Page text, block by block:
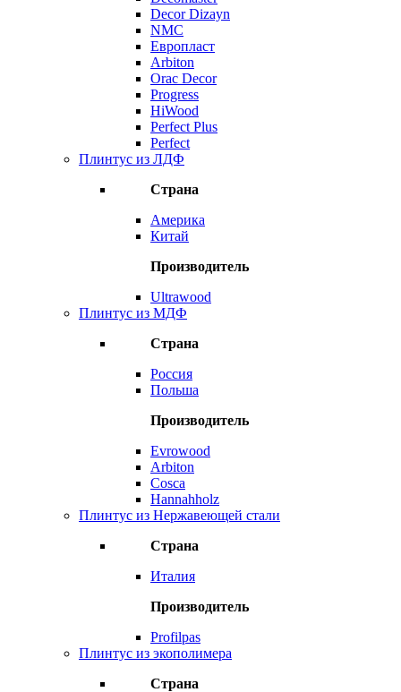
Decor Dizayn
NMC
Европласт
Arbiton
Orac Decor
Progress
HiWood
Perfect Plus
Perfect
Плинтус из ЛДФ
Страна
Америка
Китай
Производитель
Ultrawood
Плинтус из МДФ
Страна
Россия
Польша
Производитель
Evrowood
Arbiton
Cosca
Hannahholz
Плинтус из Нержавеющей стали
Страна
Италия
Производитель
Profilpas
Плинтус из экополимера
Страна